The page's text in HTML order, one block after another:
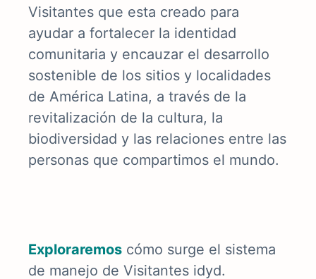
Visitantes que esta creado para
ayudar a fortalecer la identidad
comunitaria y encauzar el desarrollo
sostenible de los sitios y localidades
de América Latina, a través de la
revitalización de la cultura, la
biodiversidad y las relaciones entre las
personas que compartimos el mundo.
Exploraremos cómo surge el sistema
de manejo de Visitantes idyd.